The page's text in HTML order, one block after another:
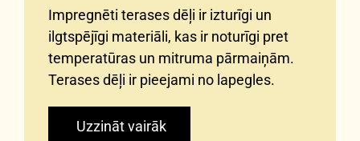
Impregnēti terases dēļi ir izturīgi un
ilgtspējīgi materiāli, kas ir noturīgi pret
temperatūras un mitruma pārmaiņām.
Terases dēļi ir pieejami no lapegles.
Uzzināt vairāk